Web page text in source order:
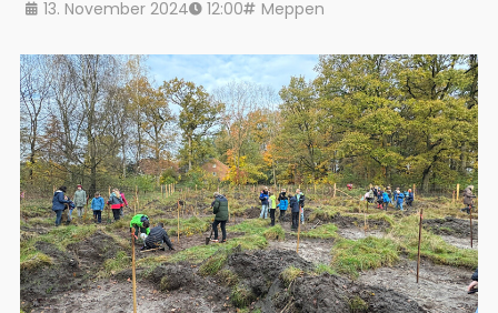
13. November 2024 12:00 Meppen